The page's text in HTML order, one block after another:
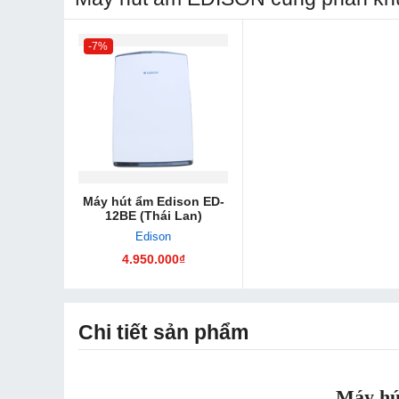
-7%
Máy hút ẩm Edison ED-
12BE (Thái Lan)
Edison
4.950.000₫
Chi tiết sản phẩm